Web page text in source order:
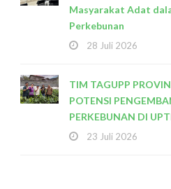
Masyarakat Adat
Perkebunan
28 Juli 2026
TIM TAGUPP
POTENSI
PERKEBUNAN DI
23 Juli 2026